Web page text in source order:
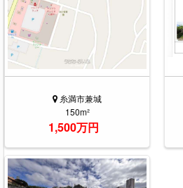
糸満市兼城
150m²
1,500万円